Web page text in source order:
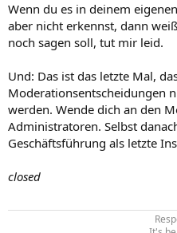
Wenn du es in deinem
aber nicht erkennst, dann
noch sagen soll, tut mir leid.
Und: Das ist das letzte Mal,
Moderationsentscheidungen
werden. Wende dich an den
Administratoren. Selbst
Geschäftsführung als letzte
closed